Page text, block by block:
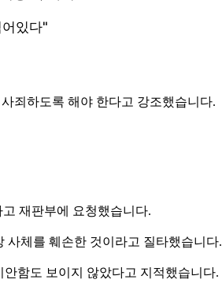
죄하도록 해야 한다고 강조했습니다.
재판부에 요청했습니다.
사체를 훼손한 것이라고 질타했습니다.
함도 보이지 않았다고 지적했습니다.